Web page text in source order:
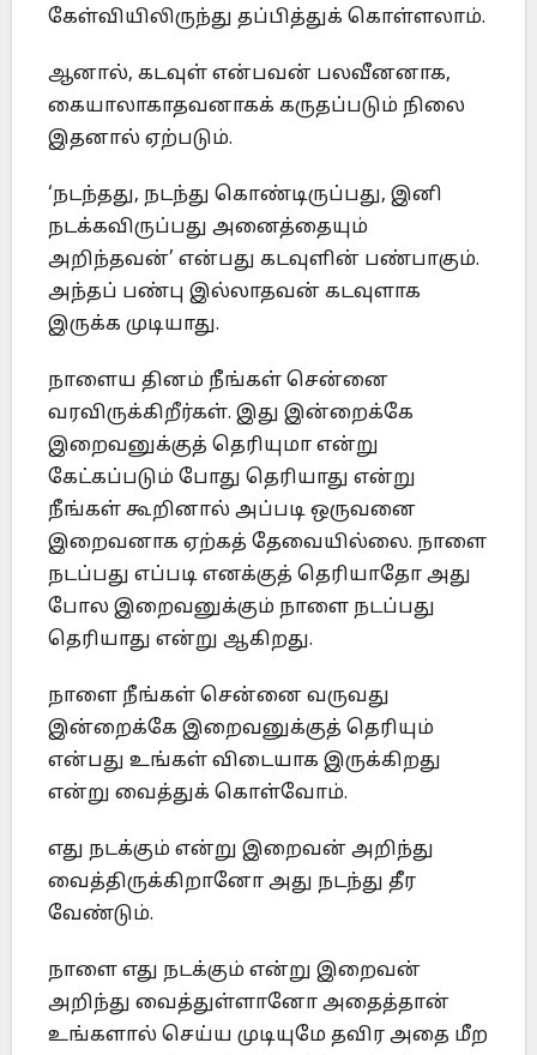
கேள்வியிலிருந்து தப்பித்துக் கொள்ளலாம்.
ஆனால், கடவுள் என்பவன் பலவீனனாக,
கையாலாகாதவனாகக் கருதப்படும் நிலை
இதனால் ஏற்படும்.
‘நடந்தது, நடந்து கொண்டிருப்பது, இனி
நடக்கவிருப்பது அனைத்தையும்
அறிந்தவன்’ என்பது கடவுளின் பண்பாகும்.
அந்தப் பண்பு இல்லாதவன் கடவுளாக
இருக்க முடியாது.
நாளைய தினம் நீங்கள் சென்னை
வரவிருக்கிறீர்கள். இது இன்றைக்கே
இறைவனுக்குத் தெரியுமா என்று
கேட்கப்படும் போது தெரியாது என்று
நீங்கள் கூறினால் அப்படி ஒருவனை
இறைவனாக ஏற்கத் தேவையில்லை. நாளை
நடப்பது எப்படி எனக்குத் தெரியாதோ அது
போல இறைவனுக்கும் நாளை நடப்பது
தெரியாது என்று ஆகிறது.
நாளை நீங்கள் சென்னை வருவது
இன்றைக்கே இறைவனுக்குத் தெரியும்
என்பது உங்கள் விடையாக இருக்கிறது
என்று வைத்துக் கொள்வோம்.
எது நடக்கும் என்று இறைவன் அறிந்து
வைத்திருக்கிறானோ அது நடந்து தீர
வேண்டும்.
நாளை எது நடக்கும் என்று இறைவன்
அறிந்து வைத்துள்ளானோ அதைத்தான்
உங்களால் செய்ய முடியுமே தவிர அதை மீற